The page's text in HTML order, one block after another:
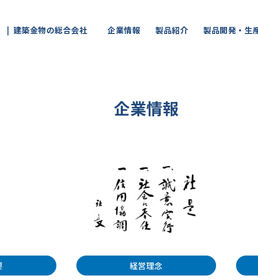
建築金物の総合会社 企業情報 製品紹介 製品開発・生
企業情報
経営理念